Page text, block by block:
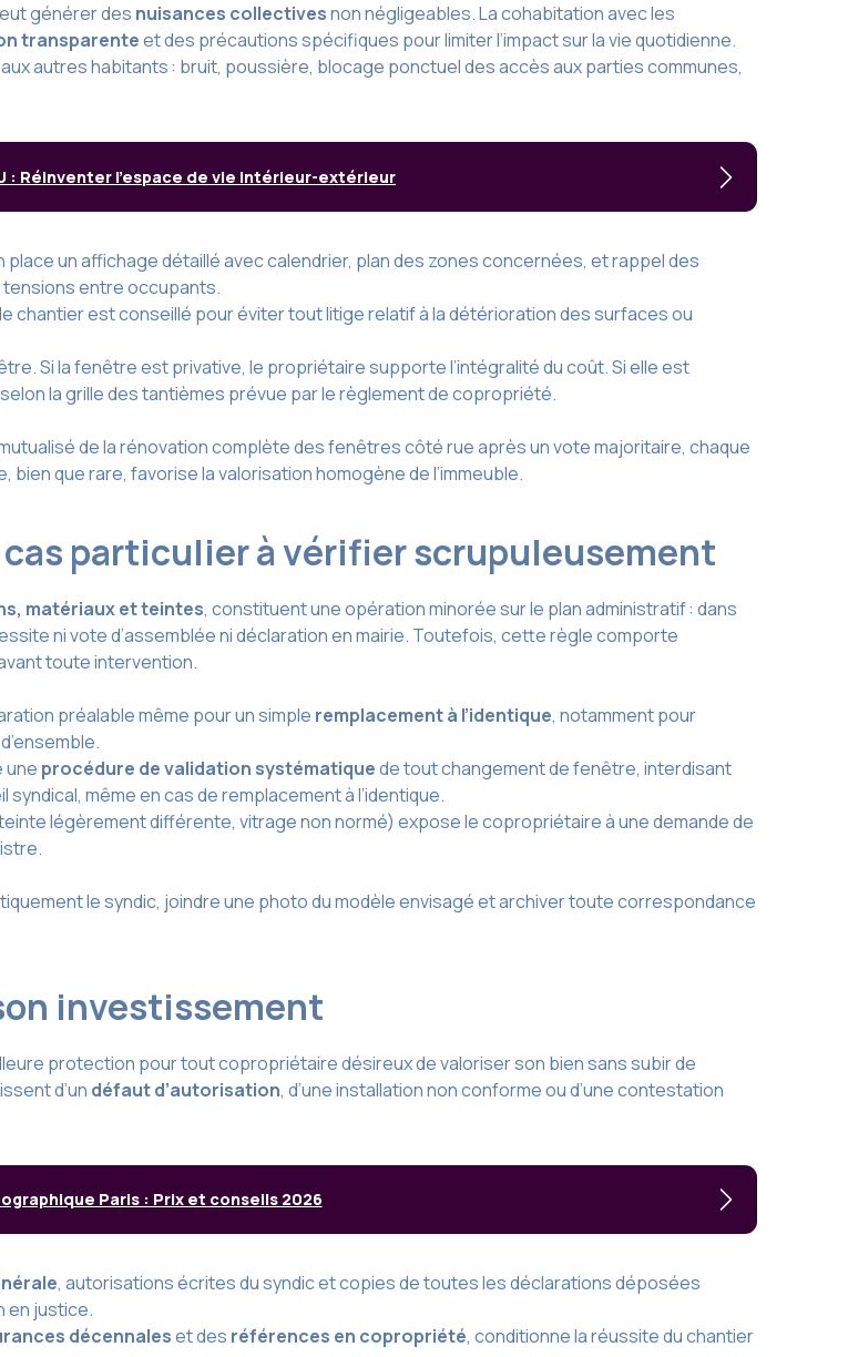
générer des nuisances collectivesnon négligeables. La cohabitation avec les
transparenteet des précautions spécifiques pour limiter l’impact sur la vie quotidienne.
autres habitants : bruit, poussière, blocage ponctuel des accès aux parties communes,
: Réinventer l’espace de vie intérieur-extérieur
place un affichage détaillé avec calendrier, plan des zones concernées, et rappel des
tensions entre occupants.
chantier est conseillé pour éviter tout litige relatif à la détérioration des surfaces ou
Si la fenêtre est privative, le propriétaire supporte l’intégralité du coût. Si elle est
la grille des tantièmes prévue par le règlement de copropriété.
de la rénovation complète des fenêtres côté rue après un vote majoritaire, chaque
que rare, favorise la valorisation homogène de l’immeuble.
particulier à vérifier scrupuleusement
matériaux et teintes, constituent une opération minorée sur le plan administratif : dans
ni vote d’assemblée ni déclaration en mairie. Toutefois, cette règle comporte
toute intervention.
préalable même pour un simple remplacement à l’identique, notamment pour
une procédure de validation systématiquede tout changement de fenêtre, interdisant
même en cas de remplacement à l’identique.
légèrement différente, vitrage non normé) expose le copropriétaire à une demande de
le syndic, joindre une photo du modèle envisagé et archiver toute correspondance
investissement
protection pour tout copropriétaire désireux de valoriser son bien sans subir de
d’un défaut d’autorisation, d’une installation non conforme ou d’une contestation
Paris : Prix et conseils 2026
, autorisations écrites du syndic et copies de toutes les déclarations déposées
en justice.
décennaleset des références en copropriété, conditionne la réussite du chantier